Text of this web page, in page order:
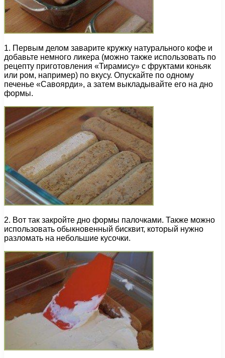
1. Первым делом заварите кружку натурального кофе и
добавьте немного ликера (можно также использовать по
рецепту приготовления «Тирамису» с фруктами коньяк
или ром, например) по вкусу. Опускайте по одному
печенье «Савоярди», а затем выкладывайте его на дно
формы.
2. Вот так закройте дно формы палочками. Также можно
использовать обыкновенный бисквит, который нужно
разломать на небольшие кусочки.